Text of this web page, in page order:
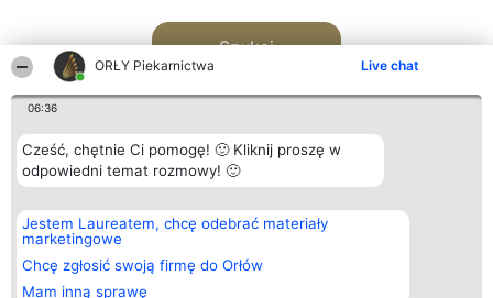
ORŁY Piekarnictwa Live chat
06:36
Cześć, chętnie Ci pomogę! 🙂 Kliknij proszę w
odpowiedni temat rozmowy! 🙂
Jestem Laureatem, chcę odebrać materiały
marketingowe
Chcę zgłosić swoją firmę do Orłów
Mam inną sprawę
Szukaj
Organizator plebiscytu
Bright Side Solutions sp. z o.
o. sp. k.
ul. Ruska 22
Wrocław 50-079
KRS 0000749100 | Regon
Plebiscyt
Laureaci
wszystkich
Laureatów
Kontakt
Kontakt